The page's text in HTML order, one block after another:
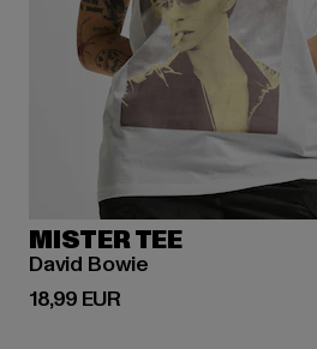
MISTER TEE
David Bowie
18,99 EUR
Derzeitiger Preis: 18,99 EUR